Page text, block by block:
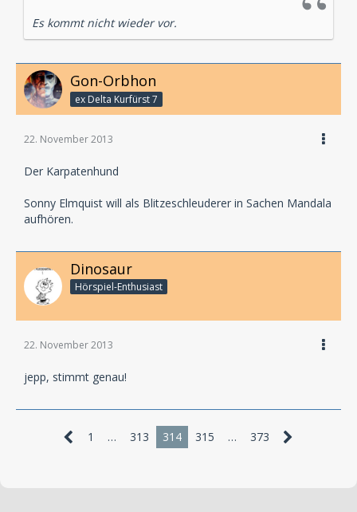
Es kommt nicht wieder vor.
Gon-Orbhon
ex Delta Kurfürst 7
22. November 2013
Der Karpatenhund
Sonny Elmquist will als Blitzeschleuderer in Sachen Mandala
aufhören.
Dinosaur
Hörspiel-En­thu­si­ast
22. November 2013
jepp, stimmt genau!
1 … 313 314 315 … 373